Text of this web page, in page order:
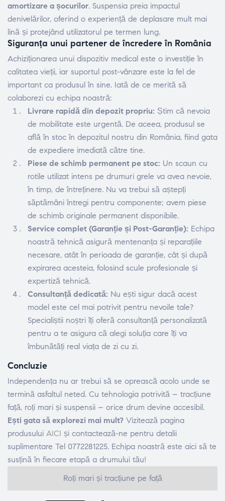
amortizare a șocurilor. Suspensia preia impactul
denivelărilor, oferind o experiență de deplasare mult mai
lină și protejând utilizatorul pe termen lung.
Siguranța unui partener de încredere în România
Achiziționarea unui dispozitiv medical este o investiție în
calitatea vieții, iar suportul post-vânzare este la fel de
important ca produsul în sine. Iată de ce merită să
colaborezi cu echipa noastră:
Livrare rapidă din depozit propriu: Știm că nevoia
de mobilitate este urgentă. De aceea, produsul se
află în stoc în depozitul nostru din România, fiind gata
de expediere imediată către tine.
Piese de schimb permanent pe stoc: Un scaun cu
rotile utilizat intens pe drumuri grele va avea nevoie,
în timp, de întreținere. Nu va trebui să aștepți
săptămâni întregi pentru componente; avem piese
de schimb originale permanent disponibile.
Service complet (Garanție și Post-Garanție): Echipa
noastră tehnică asigură mentenanța și reparațiile
necesare, atât în perioada de garanție, cât și după
expirarea acesteia, folosind scule profesionale și
expertiză tehnică.
Consultanță dedicată: Nu ești sigur dacă acest
model este cel mai potrivit pentru nevoile tale?
Specialiștii noștri îți oferă consultanță personalizată
pentru a te asigura că alegi soluția care îți va
îmbunătăți real viața de zi cu zi.
Concluzie
Independența nu ar trebui să se oprească acolo unde se
termină asfaltul neted. Cu tehnologia potrivită – tracțiune
față, roți mari și suspensii – orice drum devine accesibil.
Ești gata să explorezi mai mult? Vizitează pagina
produsului AICI și contactează-ne pentru detalii
suplimentare Tel 0772281225. Echipa noastră este aici să te
susțină în fiecare etapă a drumului tău!
Roți mari și tracțiune pe față